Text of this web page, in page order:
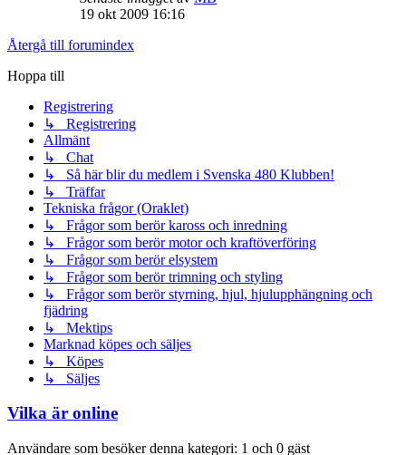
19 okt 2009 16:16
Återgå till forumindex
Hoppa till
Registrering
↳ Registrering
Allmänt
↳ Chat
↳ Så här blir du medlem i Svenska 480 Klubben!
↳ Träffar
Tekniska frågor (Oraklet)
↳ Frågor som berör kaross och inredning
↳ Frågor som berör motor och kraftöverföring
↳ Frågor som berör elsystem
↳ Frågor som berör trimning och styling
↳ Frågor som berör styrning, hjul, hjulupphängning och
fjädring
↳ Mektips
Marknad köpes och säljes
↳ Köpes
↳ Säljes
Vilka är online
Användare som besöker denna kategori: 1 och 0 gäst